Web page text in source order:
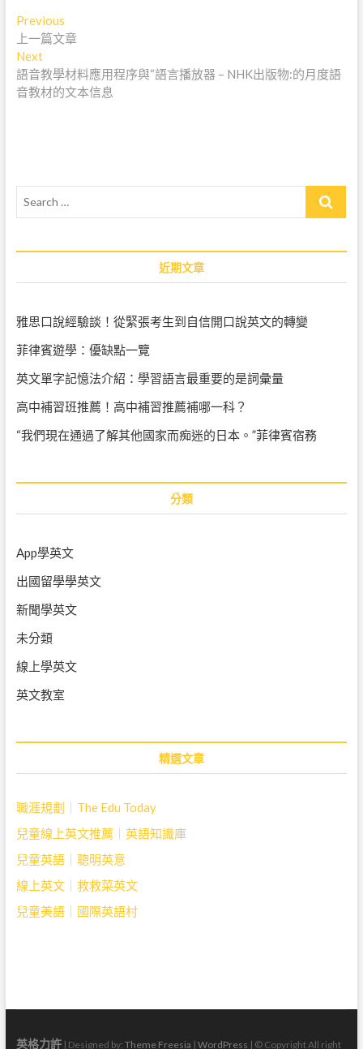
文
章
導
覽
Previous
r
v
i
t
上一篇文章
NextN
e
x
:
語音教學材料應用程序與“語言播放器 – NHK出版物:的月度語
音教材的文本信息
r
h
近期文章
雅思口說經驗談！從緊張考生到自信開口說英文的轉變
菲律賓遊學：優缺點一覽
英文單字記憶法介紹：學習語言最重要的是詞彙量
高中補習班推薦！高中補習推薦補哪一科？
“我們現在通過了解其他國家而痴迷的日本。”菲律賓宿務
分類
App學英文
出國留學學英文
新聞學英文
未分類
線上學英文
英文教室
精選文章
職涯規劃｜The Edu Today
兒童線上英文推薦｜英語知識庫
兒童英語｜聰明英意
線上英文｜救救菜英文
兒童美語｜國際英語村
英格力許| Designed by: Theme Freesia | WordPress | © Copyright All right